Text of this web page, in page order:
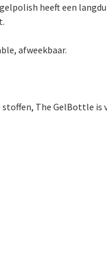
heeft een
afweekbaar.
The GelBottle is